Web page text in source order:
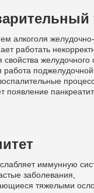
алкоголя
работать
желудочного
работа
появление
иммунную
заболевания,
тяжелыми